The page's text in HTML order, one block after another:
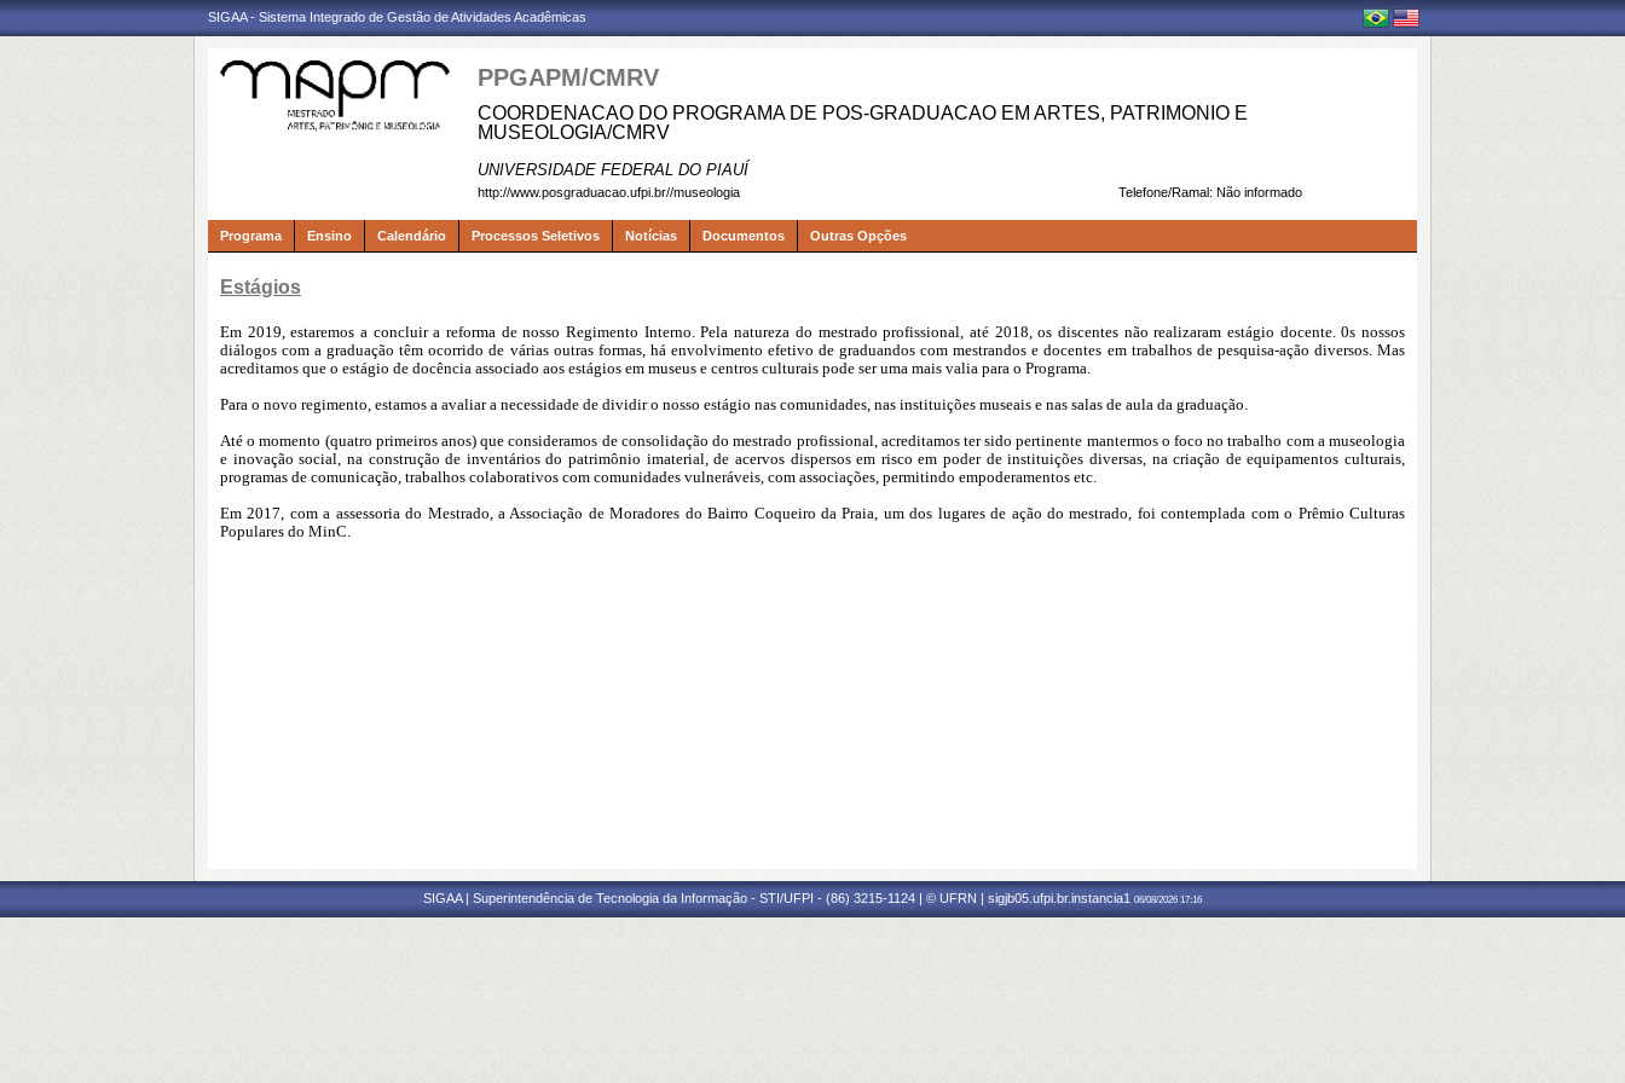
SIGAA - Sistema Integrado de Gestão de Atividades Acadêmicas
PPGAPM/CMRV
COORDENACAO DO PROGRAMA DE POS-GRADUACAO EM ARTES, PATRIMONIO E
MUSEOLOGIA/CMRV
UNIVERSIDADE FEDERAL DO PIAUÍ
Telefone/Ramal: Não informado
http://www.posgraduacao.ufpi.br//museologia
Programa Ensino Calendário Processos Seletivos Notícias Documentos Outras Opções
Estágios
Em 2019, estaremos a concluir a reforma de nosso Regimento Interno. Pela natureza do mestrado profissional, até 2018, os discentes não realizaram estágio docente. 0s nossos
diálogos com a graduação têm ocorrido de várias outras formas, há envolvimento efetivo de graduandos com mestrandos e docentes em trabalhos de pesquisa-ação diversos. Mas
acreditamos que o estágio de docência associado aos estágios em museus e centros culturais pode ser uma mais valia para o Programa.
Para o novo regimento, estamos a avaliar a necessidade de dividir o nosso estágio nas comunidades, nas instituições museais e nas salas de aula da graduação.
Até o momento (quatro primeiros anos) que consideramos de consolidação do mestrado profissional, acreditamos ter sido pertinente mantermos o foco no trabalho com a museologia
e inovação social, na construção de inventários do patrimônio imaterial, de acervos dispersos em risco em poder de instituições diversas, na criação de equipamentos culturais,
programas de comunicação, trabalhos colaborativos com comunidades vulneráveis, com associações, permitindo empoderamentos etc.
Em 2017, com a assessoria do Mestrado, a Associação de Moradores do Bairro Coqueiro da Praia, um dos lugares de ação do mestrado, foi contemplada com o Prêmio Culturas
Populares do MinC.
SIGAA | Superintendência de Tecnologia da Informação - STI/UFPI - (86) 3215-1124 | © UFRN | sigjb05.ufpi.br.instancia1 06/08/2026 17:16